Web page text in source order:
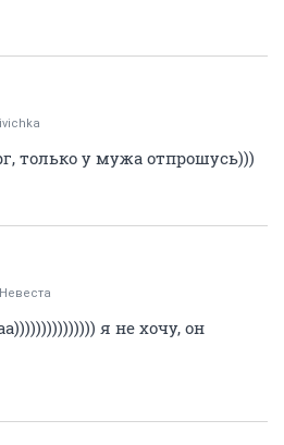
только у мужа отпрошусь)))
я не хочу, он